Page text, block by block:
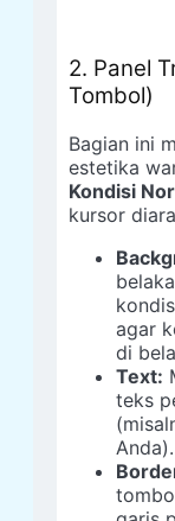
2. Panel
Tombol)
Bagian ini
estetika
Kondisi
kursor
agar
di
Text:
teks
Anda).